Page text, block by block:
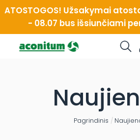
Skip
toATOSTOGOS! Užsakymai
- 08.07 bus išsiunčiami
Pagrindinis /